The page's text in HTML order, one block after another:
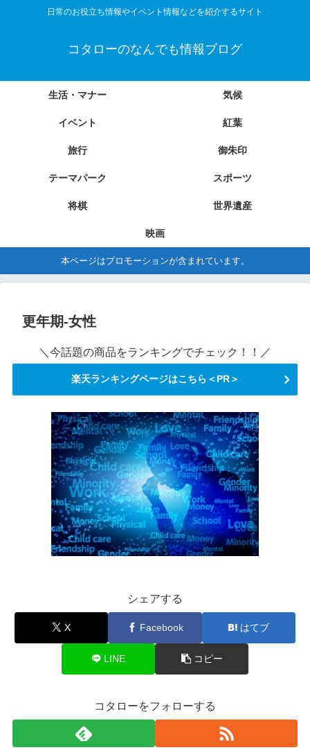
日常のお役立ち情報やイベント情報などを紹介するサイト
コタローのなんでも情報ブログ
生活・マナー 気候
イベント 紅葉
旅行 御朱印
テーマパーク スポーツ
将棋 世界遺産
映画
本ページはプロモーションが含まれています。
更年期-女性
＼今話題の商品をランキングでチェック！！／
楽天ランキングページはこちら＜PR＞
シェアする
X Facebook はてブ
LINE コピー
コタローをフォローする